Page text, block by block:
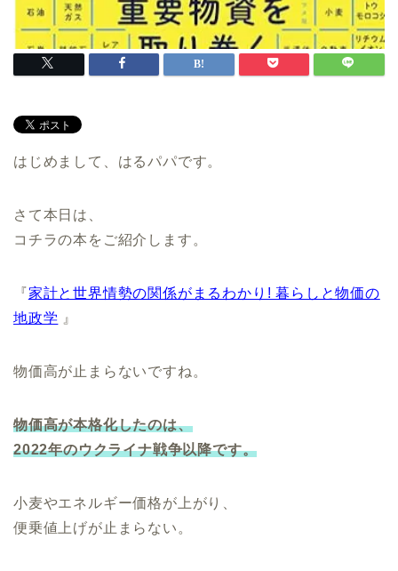
はじめまして、はるパパです。
さて本日は、
コチラの本をご紹介します。
『家計と世界情勢の関係がまるわかり! 暮らしと物価の
地政学 』
物価高が止まらないですね。
物価高が本格化したのは、
2022年のウクライナ戦争以降です。
小麦やエネルギー価格が上がり、
便乗値上げが止まらない。